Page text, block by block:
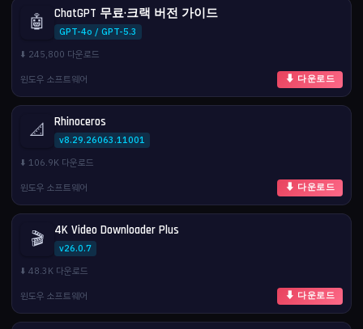
🤖 ChatGPT 무료·크랙 버전 가이드
GPT-4o / GPT-5.3
⬇️ 245,800 다운로드
윈도우 소프트웨어
⬇ 다운로드
📐 Rhinoceros
v8.29.26063.11001
⬇️ 106.9K 다운로드
윈도우 소프트웨어
⬇ 다운로드
🎬 4K Video Downloader Plus
v26.0.7
⬇️ 48.3K 다운로드
윈도우 소프트웨어
⬇ 다운로드